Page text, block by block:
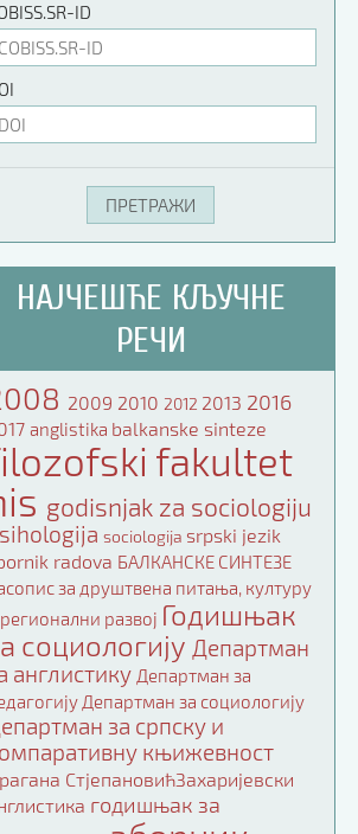
ID
НАЈЧЕШЋЕ КЉУЧНЕ
РЕЧИ
2009 2010 2012 2013 2016
anglistika balkanske sinteze
fakultet
godisnjak za sociologiju
sociologija srpski jezik
radova БАЛКАНСКЕ СИНТЕЗЕ
за друштвена питања, културу
развој Годишњак
социологију Департман
англистику Департман за
Департман за социологију
за српску и
књижевност
СтјепановићЗахаријевски
годишњак за